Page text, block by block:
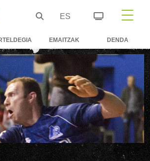
ES
EMAITZAK DENDA